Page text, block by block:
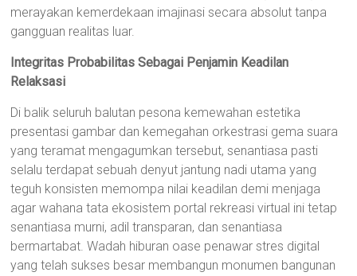
merayakan kemerdekaan imajinasi secara absolut tanpa
gangguan realitas luar.
Integritas Probabilitas Sebagai Penjamin Keadilan
Relaksasi
Di balik seluruh balutan pesona kemewahan estetika
presentasi gambar dan kemegahan orkestrasi gema suara
yang teramat mengagumkan tersebut, senantiasa pasti
selalu terdapat sebuah denyut jantung nadi utama yang
teguh konsisten memompa nilai keadilan demi menjaga
agar wahana tata ekosistem portal rekreasi virtual ini tetap
senantiasa murni, adil transparan, dan senantiasa
bermartabat. Wadah hiburan oase penawar stres digital
yang telah sukses besar membangun monumen bangunan